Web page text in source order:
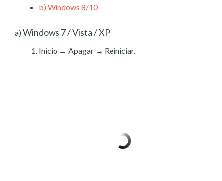
b) Windows 8/10
a) Windows 7 / Vista / XP
Inicio → Apagar → Reiniciar.